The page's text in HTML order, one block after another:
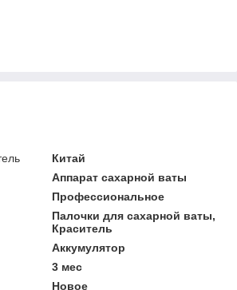
Китай
Аппарат сахарной ваты
Профессиональное
Палочки для сахарной ваты,
Краситель
Аккумулятор
3 мес
Новое